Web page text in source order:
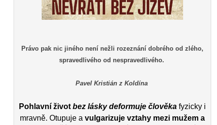
Právo pak nic jiného není nežli rozeznání dobrého od zlého,
spravedlivého od nespravedlivého.
Pavel Kristián z Koldína
Pohlavní život bez lásky deformuje člověka fyzicky i
mravně. Otupuje avulgarizuje vztahy mezi mužem a